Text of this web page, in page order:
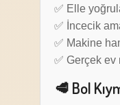
✅ Elle
✅ İncecik
✅ Makine
✅ Gerçek ev
🥩 Bol